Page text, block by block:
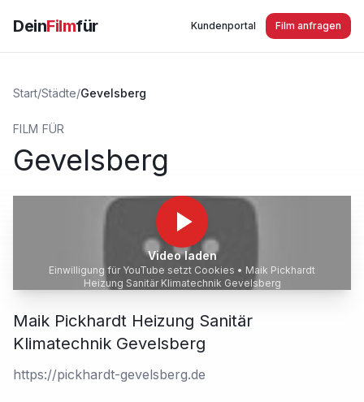
DeinFilmfür Kundenportal Film anfragen
Start/Städte/Gevelsberg
FILM FÜR
Gevelsberg
Video laden
Einwilligung für YouTube setzt Cookies • Maik Pickhardt
Heizung Sanitär Klimatechnik Gevelsberg
Maik Pickhardt Heizung Sanitär
Klimatechnik Gevelsberg
https://pickhardt-gevelsberg.de